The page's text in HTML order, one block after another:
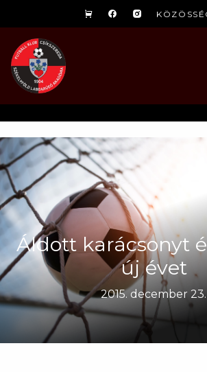
Áldott karácsonyt
új évet
2015. december 23.